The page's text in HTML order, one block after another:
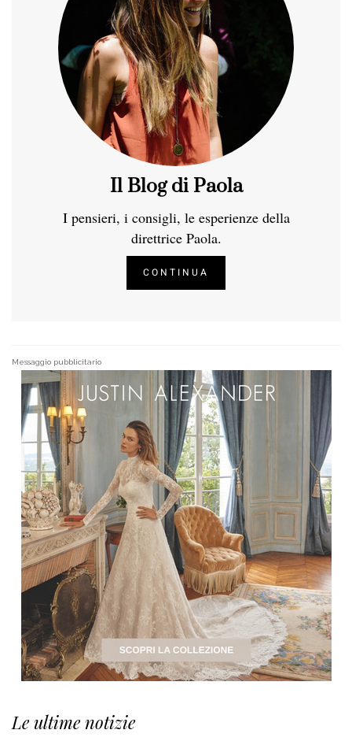
Il Blog di Paola
I pensieri, i consigli, le esperienze della
direttrice Paola.
CONTINUA
Messaggio pubblicitario
Le ultime notizie